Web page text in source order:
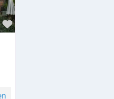
Favorit